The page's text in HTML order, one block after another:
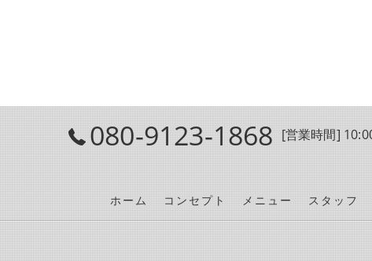
080-9123-1868 [営業時間]
ホーム コンセプト メニュー スタッフ